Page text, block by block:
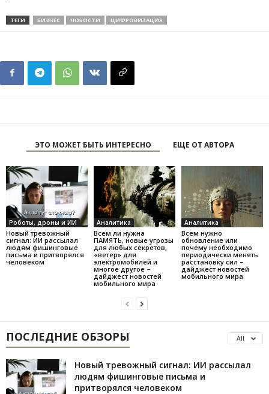
ТЕГИ БИЗНЕС НОВОСТИ ЦИФРОВИЗАЦИЯ
ЭТО МОЖЕТ БЫТЬ ИНТЕРЕСНО ЕЩЕ ОТ АВТОРА
Роботы, дроны и ИИ
Новый тревожный
сигнал: ИИ рассылал
людям фишинговые
письма и притворялся
человеком
Аналитика
Всем ли нужна
ПАМЯТЬ, новые угрозы
для любых секретов,
«ветер» для
электромобилей и
многое другое –
дайджест новостей
мобильного мира
Аналитика
Всем нужно
обновление или
почему необходимо
периодически менять
расстановку сил –
дайджест новостей
мобильного мира
ПОСЛЕДНИЕ ОБЗОРЫ All
Новый тревожный сигнал: ИИ рассылал
людям фишинговые письма и
притворялся человеком